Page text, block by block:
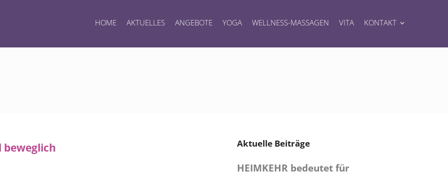
HOME AKTUELLES ANGEBOTE YOGA WELLNESS-MASSAGEN VITA KONTAKT
Aktuelle Beiträge
HEIMKEHR bedeutet für